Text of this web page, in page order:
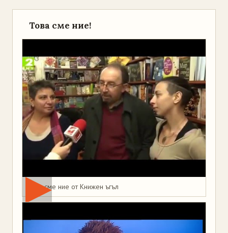
Това сме ние!
Това сме ние от Книжен ъгъл